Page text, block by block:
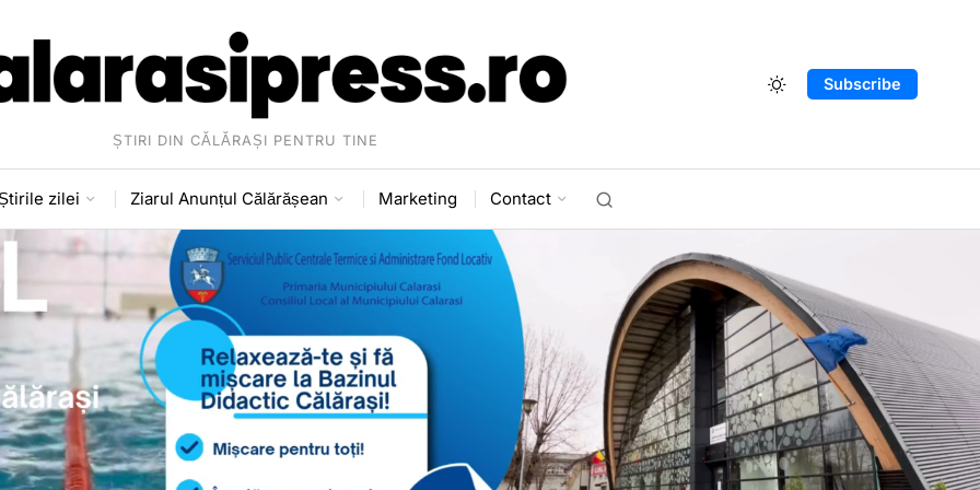
ȘTIRI DIN CĂLĂRAȘI PENTRU TINE
Subscribe
zilei Ziarul Anunțul Călărășean Marketing Contact